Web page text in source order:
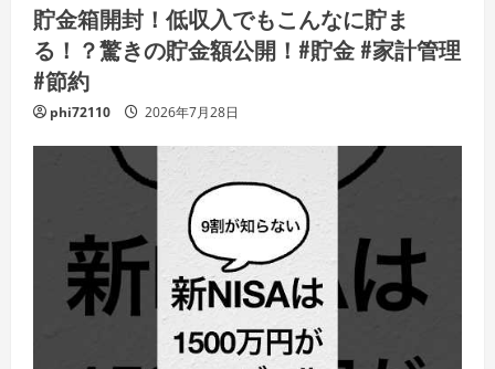
貯金箱開封！低収入でもこんなに貯ま
る！？驚きの貯金額公開！#貯金 #家計管理
#節約
phi72110 2026年7月28日